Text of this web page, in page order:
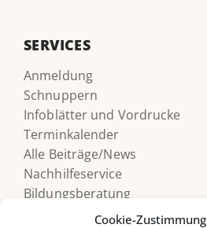
Cookie-Zustimmung
SERVICES
Anmeldung
Schnuppern
Infoblätter und Vordrucke
Terminkalender
Alle Beiträge/News
Nachhilfeservice
Bildungsberatung
Druckerguthaben